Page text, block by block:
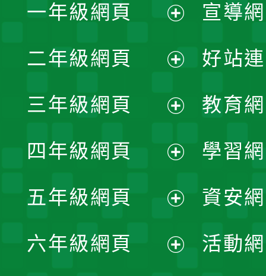
一年級網頁
開
選
單
二年級網頁
開
選
單
三年級網頁
開
選
單
四年級網頁
開
選
五年級網頁
開
六年級網頁
宣導
好站
教育
學習
資安
活動